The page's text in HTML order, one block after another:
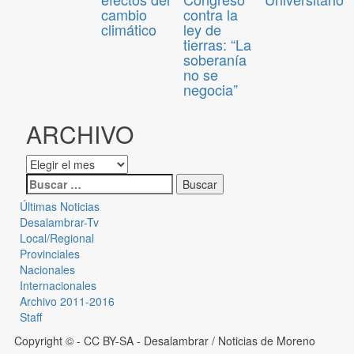
cambio
climático
contra la
ley de
tierras: “La
soberanía
no se
negocia”
ARCHIVO
Últimas Noticias
Desalambrar-Tv
Local/Regional
Provinciales
Nacionales
Internacionales
Archivo 2011-2016
Staff
Copyright © - CC BY-SA - Desalambrar / Noticias de Moreno